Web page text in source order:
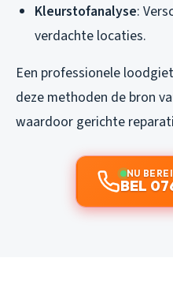
Kleurstofanalyse:
verdachte locaties.
Een professionele
deze methoden de bron
waardoor gerichte
NU
BEL